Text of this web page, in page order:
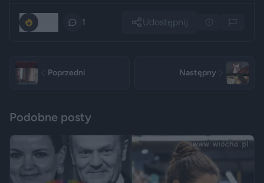
1 Udostępnij
Poprzedni Następny
Podobne posty